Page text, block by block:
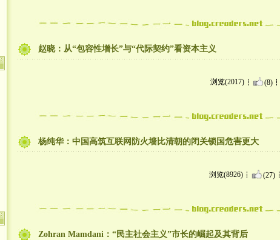
赵晓：从“包容性增长”与“代际契约”看资本主义
浏览(2017) (8)
杨纯华：中国高筑互联网防火墙比清朝的闭关锁国危害更大
浏览(8926) (27)
Zohran Mamdani：“民主社会主义”市长的崛起及其背后